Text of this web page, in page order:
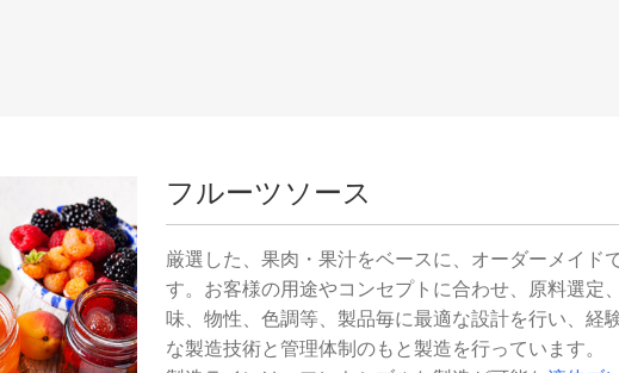
フルーツソース
厳選した、果肉・果汁をベースに、オーダーメイド
す。お客様の用途やコンセプトに合わせ、原料選定
味、物性、色調等、製品毎に最適な設計を行い、経
な製造技術と管理体制のもと製造を行っています。